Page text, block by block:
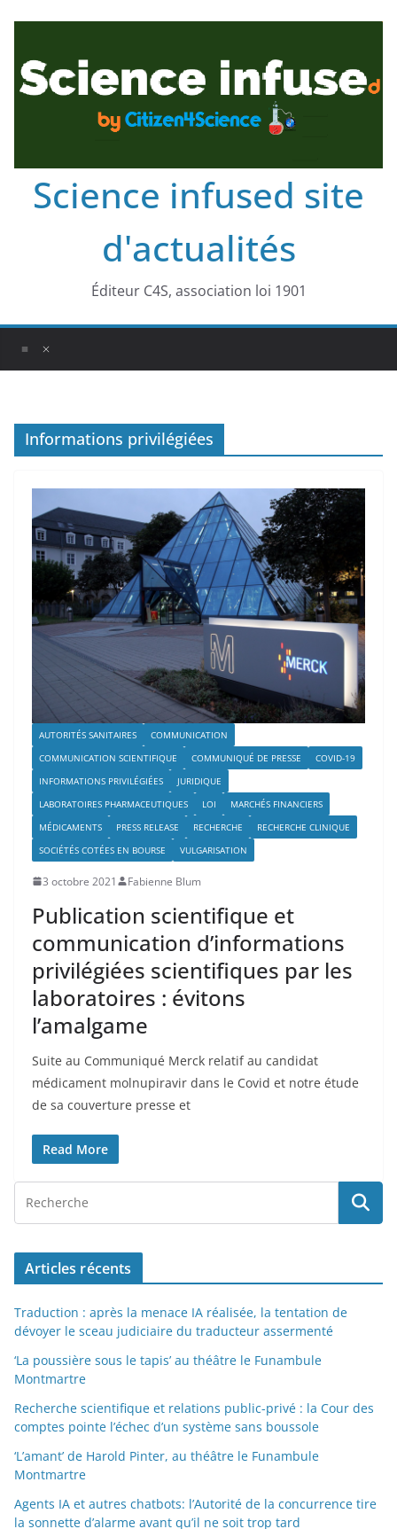
Science infused site
d'actualités
Éditeur C4S, association loi 1901
Informations privilégiées
AUTORITÉS SANITAIRES
COMMUNICATION
COMMUNICATION SCIENTIFIQUE
COMMUNIQUÉ DE PRESSE
COVID-19
INFORMATIONS PRIVILÉGIÉES
JURIDIQUE
LABORATOIRES PHARMACEUTIQUES
LOI
MARCHÉS FINANCIERS
MÉDICAMENTS
PRESS RELEASE RECHERCHE
RECHERCHE CLINIQUE
SOCIÉTÉS COTÉES EN BOURSE
VULGARISATION
3 octobre 2021 Fabienne Blum
Publication scientifique et
communication d’informations
privilégiées scientifiques par les
laboratoires : évitons
l’amalgame
Suite au Communiqué Merck relatif au candidat
médicament molnupiravir dans le Covid et notre étude
de sa couverture presse et
Read More
Articles récents
Traduction : après la menace IA réalisée, la tentation de
dévoyer le sceau judiciaire du traducteur assermenté
‘La poussière sous le tapis’ au théâtre le Funambule
Montmartre
Recherche scientifique et relations public-privé : la Cour des
comptes pointe l’échec d’un système sans boussole
‘L’amant’ de Harold Pinter, au théâtre le Funambule
Montmartre
Agents IA et autres chatbots: l’Autorité de la concurrence tire
la sonnette d’alarme avant qu’il ne soit trop tard